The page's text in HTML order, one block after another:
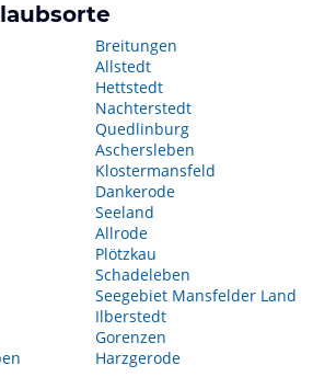
Breitungen
Allstedt
Hettstedt
Nachterstedt
Quedlinburg
Aschersleben
Klostermansfeld
Dankerode
Seeland
Allrode
Plötzkau
Schadeleben
Seegebiet Mansfelder Land
Ilberstedt
Gorenzen
Harzgerode